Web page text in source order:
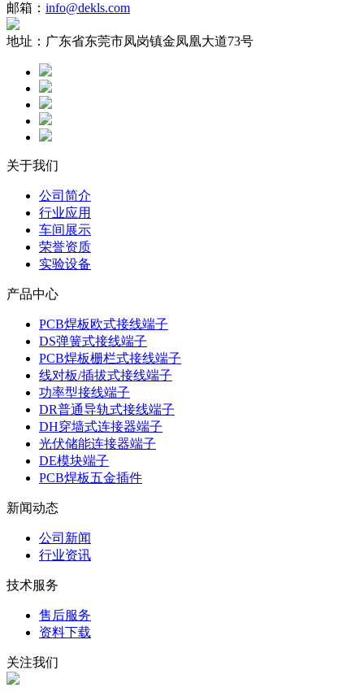
邮箱： info@dekls.com
地址： 广东省东莞市凤岗镇金凤凰大道73号
关于我们
公司简介
行业应用
车间展示
荣誉资质
实验设备
产品中心
PCB焊板欧式接线端子
DS弹簧式接线端子
PCB焊板栅栏式接线端子
线对板/插拔式接线端子
功率型接线端子
DR普通导轨式接线端子
DH穿墙式连接器端子
光伏储能连接器端子
DE模块端子
PCB焊板五金插件
新闻动态
公司新闻
行业资讯
技术服务
售后服务
资料下载
关注我们